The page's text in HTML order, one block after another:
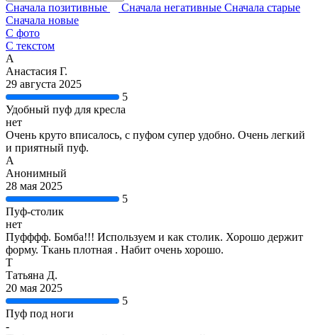
Сначала позитивные Сначала негативные Сначала старые
Сначала новые
С фото
С текстом
А
Анастасия Г.
29 августа 2025
5
Удобный пуф для кресла
нет
Очень круто вписалось, с пуфом супер удобно. Очень легкий
и приятный пуф.
А
Анонимный
28 мая 2025
5
Пуф-столик
нет
Пуфффф. Бомба!!! Используем и как столик. Хорошо держит
форму. Ткань плотная . Набит очень хорошо.
Т
Татьяна Д.
20 мая 2025
5
Пуф под ноги
-